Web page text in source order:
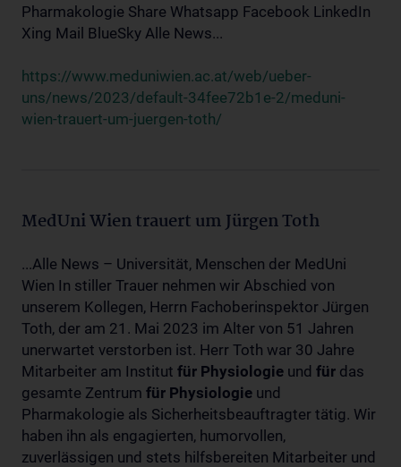
Pharmakologie Share Whatsapp Facebook LinkedIn
Xing Mail BlueSky Alle News...
https://www.meduniwien.ac.at/web/ueber-
uns/news/2023/default-34fee72b1e-2/meduni-
wien-trauert-um-juergen-toth/
MedUni Wien trauert um Jürgen Toth
...Alle News – Universität, Menschen der MedUni
Wien In stiller Trauer nehmen wir Abschied von
unserem Kollegen, Herrn Fachoberinspektor Jürgen
Toth, der am 21. Mai 2023 im Alter von 51 Jahren
unerwartet verstorben ist. Herr Toth war 30 Jahre
Mitarbeiter am Institut für Physiologie und für das
gesamte Zentrum für Physiologie und
Pharmakologie als Sicherheitsbeauftragter tätig. Wir
haben ihn als engagierten, humorvollen,
zuverlässigen und stets hilfsbereiten Mitarbeiter und